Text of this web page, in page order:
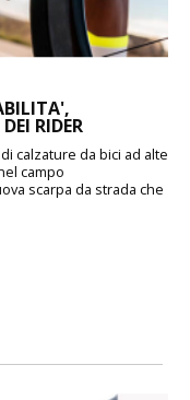
RIDER
calzature da bici ad alte
campo
scarpa da strada che